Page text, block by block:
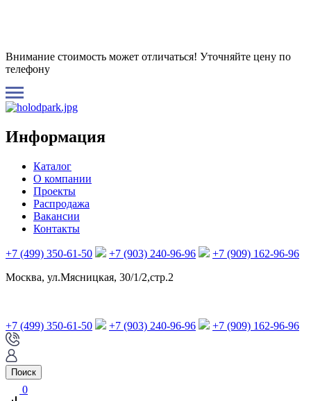
Внимание стоимость может отличаться! Уточняйте цену по
телефону
Информация
Каталог
О компании
Проекты
Распродажа
Вакансии
Контакты
+7 (499) 350-61-50 +7 (903) 240-96-96
+7 (909) 162-96-96
Москва, ул.Мясницкая, 30/1/2,стр.2
+7 (499) 350-61-50 +7 (903) 240-96-96 +7 (909) 162-96-96
Поиск
0